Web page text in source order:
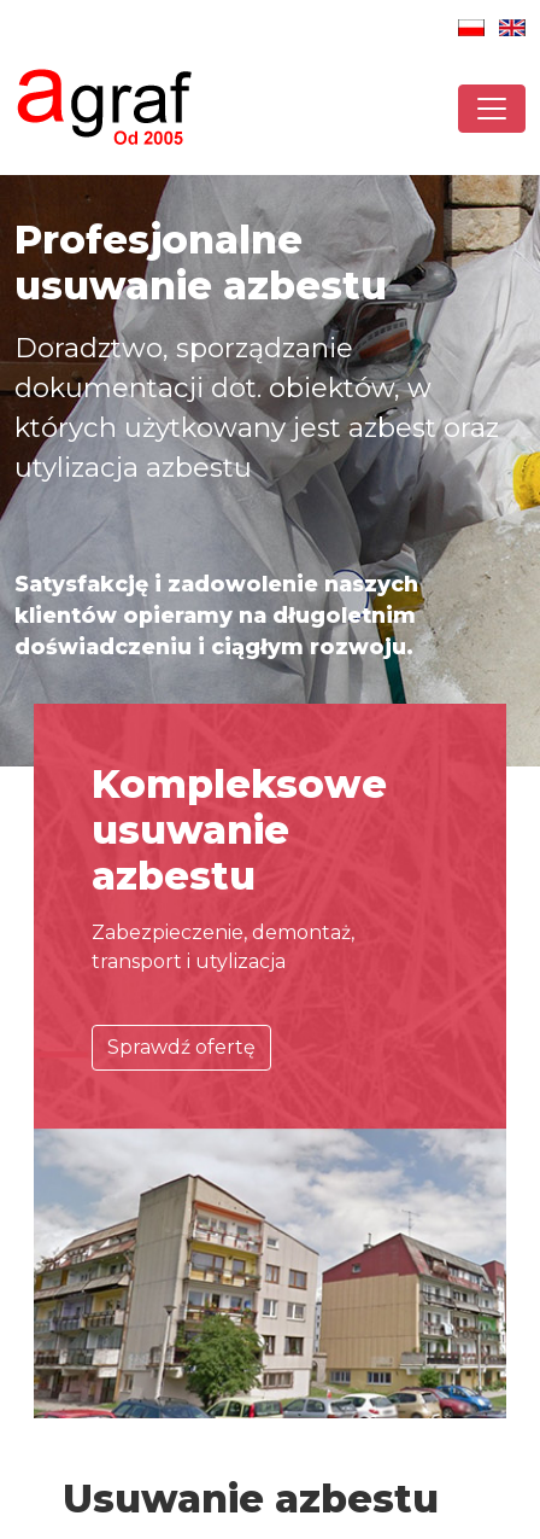
Profesjonalne
usuwanie azbestu
Doradztwo, sporządzanie
dokumentacji dot. obiektów, w
których użytkowany jest azbest oraz
utylizacja azbestu
Satysfakcję i zadowolenie naszych
klientów opieramy na długoletnim
doświadczeniu i ciągłym rozwoju.
Kompleksowe
usuwanie
azbestu
Zabezpieczenie, demontaż,
transport i utylizacja
Sprawdź ofertę
Usuwanie azbestu